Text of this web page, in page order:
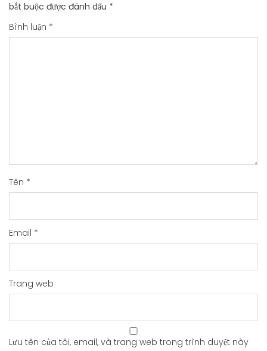
bắt buộc được đánh dấu *
Bình luận *
Tên *
Email *
Trang web
Lưu tên của tôi, email, và trang web trong trình duyệt này